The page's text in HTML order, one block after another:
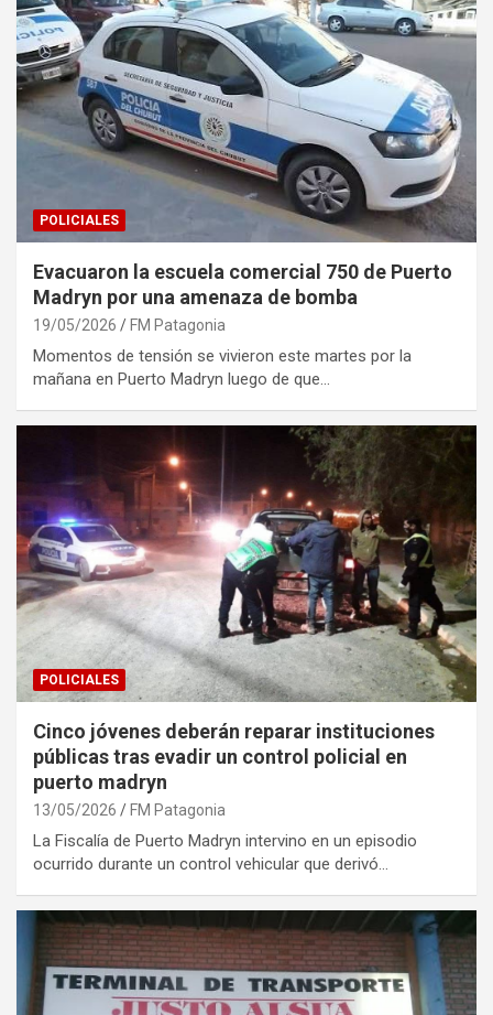
POLICIALES
Evacuaron la escuela comercial 750 de Puerto
Madryn por una amenaza de bomba
19/05/2026 FM Patagonia
Momentos de tensión se vivieron este martes por la
mañana en Puerto Madryn luego de que…
POLICIALES
Cinco jóvenes deberán reparar instituciones
públicas tras evadir un control policial en
puerto madryn
13/05/2026 FM Patagonia
La Fiscalía de Puerto Madryn intervino en un episodio
ocurrido durante un control vehicular que derivó…